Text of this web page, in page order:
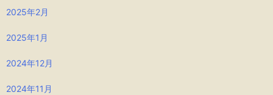
2025年2月
2025年1月
2024年12月
2024年11月